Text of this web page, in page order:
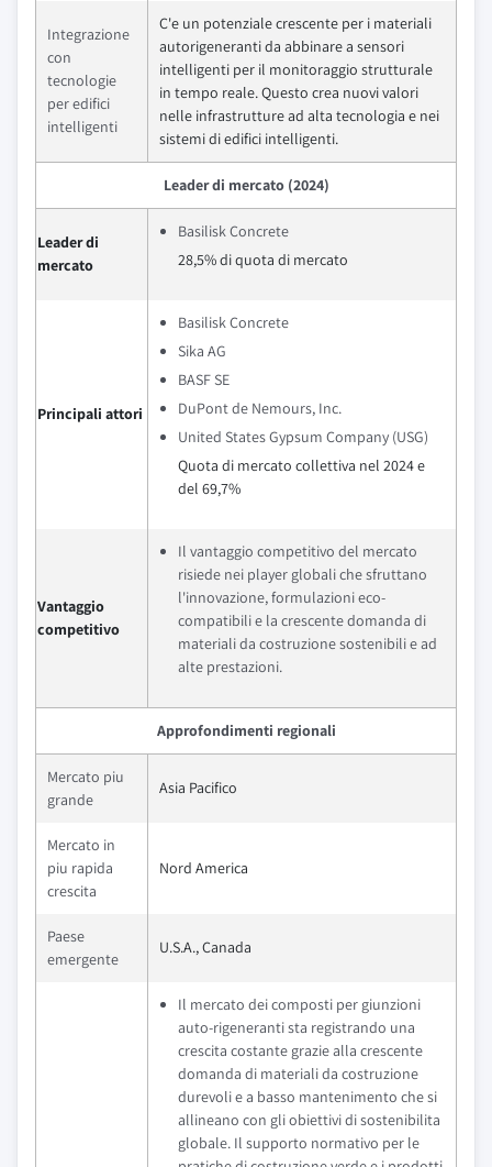
Integrazione
con
tecnologie
per edifici
intelligenti
C'e un potenziale crescente per i materiali
autorigeneranti da abbinare a sensori
intelligenti per il monitoraggio strutturale
in tempo reale. Questo crea nuovi valori
nelle infrastrutture ad alta tecnologia e nei
sistemi di edifici intelligenti.
Leader di mercato (2024)
Leader di
mercato
Basilisk Concrete
28,5% di quota di mercato
Principali attori
Basilisk Concrete
Sika AG
BASF SE
DuPont de Nemours, Inc.
United States Gypsum Company (USG)
Quota di mercato collettiva nel 2024 e
del 69,7%
Vantaggio
competitivo
Il vantaggio competitivo del mercato
risiede nei player globali che sfruttano
l'innovazione, formulazioni eco-
compatibili e la crescente domanda di
materiali da costruzione sostenibili e ad
alte prestazioni.
Approfondimenti regionali
Mercato piu
grande
Asia Pacifico
Mercato in
piu rapida
crescita
Nord America
Paese
emergente
U.S.A., Canada
Il mercato dei composti per giunzioni
auto-rigeneranti sta registrando una
crescita costante grazie alla crescente
domanda di materiali da costruzione
durevoli e a basso mantenimento che si
allineano con gli obiettivi di sostenibilita
globale. Il supporto normativo per le